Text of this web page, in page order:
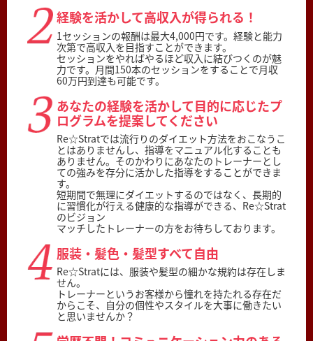
経験を活かして高収入が得られる！
1セッションの報酬は最大4,000円です。経験と能力
次第で高収入を目指すことができます。
セッションをやればやるほど収入に結びつくのが魅
力です。月間150本のセッションをすることで月収
60万円到達も可能です。
あなたの経験を活かして目的に応じたプ
ログラムを提案してください
Re☆Stratでは流行りのダイエット方法をおこなうこ
とはありませんし、指導をマニュアル化することも
ありません。そのかわりにあなたのトレーナーとし
ての強みを存分に活かした指導をすることができま
す。
短期間で無理にダイエットするのではなく、長期的
に習慣化が行える健康的な指導ができる、Re☆Strat
のビジョン
マッチしたトレーナーの方をお待ちしております。
服装・髪色・髪型すべて自由
Re☆Stratには、服装や髪型の細かな規約は存在しま
せん。
トレーナーというお客様から憧れを持たれる存在だ
からこそ、自分の個性やスタイルを大事に働きたい
と思いませんか？